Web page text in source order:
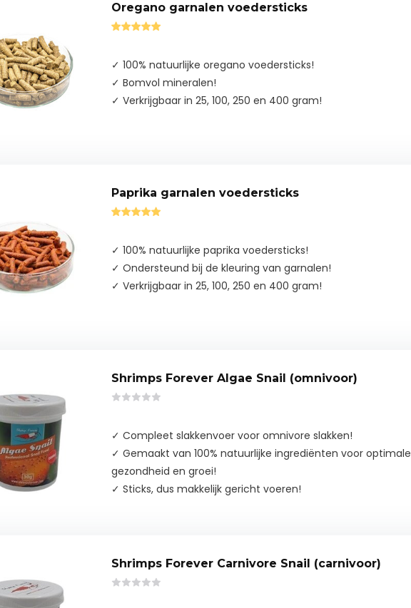
Oregano garnalen voedersticks
✓ 100% natuurlijke oregano voedersticks!
✓ Bomvol mineralen!
✓ Verkrijgbaar in 25, 100, 250 en 400 gram!
Paprika garnalen voedersticks
✓ 100% natuurlijke paprika voedersticks!
✓ Ondersteund bij de kleuring van garnalen!
✓ Verkrijgbaar in 25, 100, 250 en 400 gram!
Shrimps Forever Algae Snail (omnivoor)
✓ Compleet slakkenvoer voor omnivore slakken!
✓ Gemaakt van 100% natuurlijke ingrediënten voor optimale
gezondheid en groei!
✓ Sticks, dus makkelijk gericht voeren!
Shrimps Forever Carnivore Snail (carnivoor)